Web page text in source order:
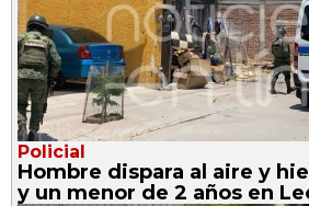
Policial
Hombre dispara al aire y
y un menor de 2 años en